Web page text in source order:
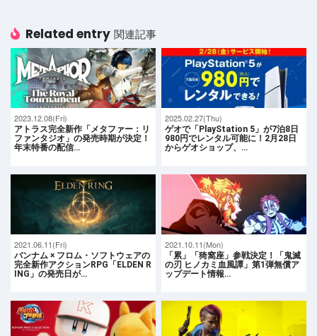
Related entry 関連記事
2023.12.08(Fri)
アトラス完全新作「メタファー：リ
ファンタジオ」の発売時期が決定！
年末特番の配信…
2025.02.27(Thu)
ゲオで「PlayStation 5」が7泊8日
980円でレンタル可能に！2月28日
からゲオショップ、…
2021.06.11(Fri)
バンナム × フロム・ソフトウェアの
完全新作アクションRPG「ELDEN R
ING」の発売日が…
2021.10.11(Mon)
「累」「猗窩座」参戦決定！「鬼滅
の刃 ヒノカミ血風譚」第1弾無償ア
ップデート情報…